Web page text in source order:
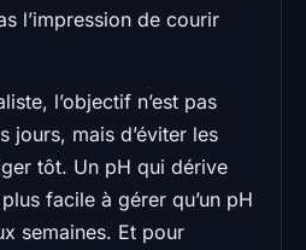
l’impression de courir
l’objectif n’est pas
jours, mais d’éviter les
tôt. Un pH qui dérive
facile à gérer qu’un pH
semaines. Et pour